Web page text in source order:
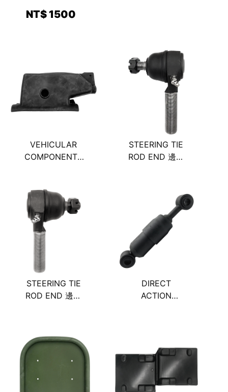
擎燃料供應泵
NT$ 1500
VEHICULAR
COMPONENTS
STEERING TIE
ROD END 邊橫
STEERING TIE
ROD END 邊橫
DIRECT
ACTION